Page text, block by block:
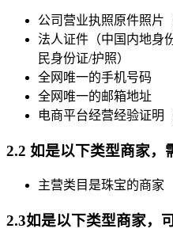
公司营业执照原件照片
法人证件（中国内地身
民身份证/护照）
全网唯一的手机号码
全网唯一的邮箱地址
电商平台经营经验证明
2.2 如是以下类型商家，
主营类目是珠宝的商家
2.3如是以下类型商家，